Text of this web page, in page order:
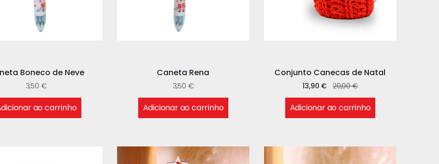
Boneco de Neve
3,50 €
ao carrinho
Caneta Rena
3,50 €
Adicionar ao carrinho
Conjunto Canecas de Natal
20,00€
13,90 €
Adicionar ao carrinho